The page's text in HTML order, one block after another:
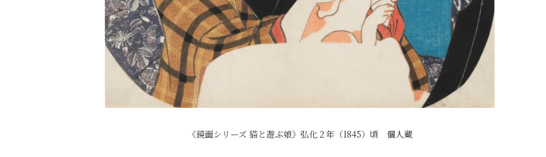
《鏡面シリーズ 猫と遊ぶ娘》弘化２年（1845）頃 個人蔵